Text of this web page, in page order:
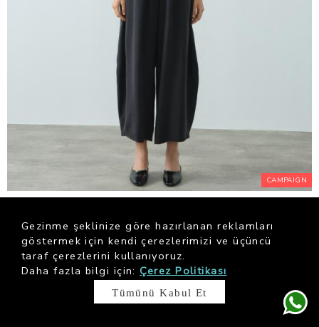
CAMPAIGN
$ 84.23
Gezinme şeklinize göre hazırlanan reklamları
göstermek için kendi çerezlerimizi ve üçüncü
taraf çerezlerini kullanıyoruz.
Daha fazla bilgi için: Çerez Politikası
Tümünü Kabul Et